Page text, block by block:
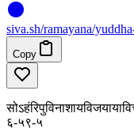
siva.sh/ramayana/
Copy
६-५९-५